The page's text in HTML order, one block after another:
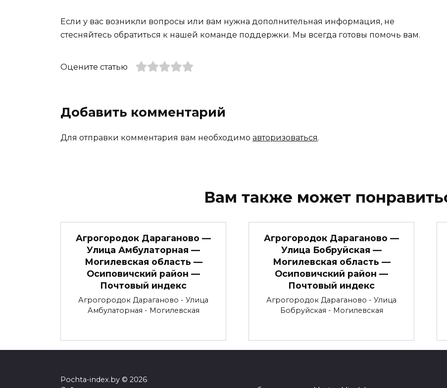
Если у вас возникли вопросы или вам нужна дополнительная информация, не
стесняйтесь обратиться к нашей команде поддержки. Мы всегда готовы помочь вам.
Оцените статью
Добавить комментарий
Для отправки комментария вам необходимо авторизоваться.
Вам также может
Агрогородок Дараганово —
Улица Амбулаторная —
Могилевская область —
Осиповичский район —
Почтовый индекс
Агрогородок Дараганово - Улица
Амбулаторная - Могилевская
Агрогородок Дараганово —
Улица Бобруйская —
Могилевская область —
Осиповичский район —
Почтовый индекс
Агрогородок Дараганово - Улица
Бобруйская - Могилевская
Pochta-index.by © 2026